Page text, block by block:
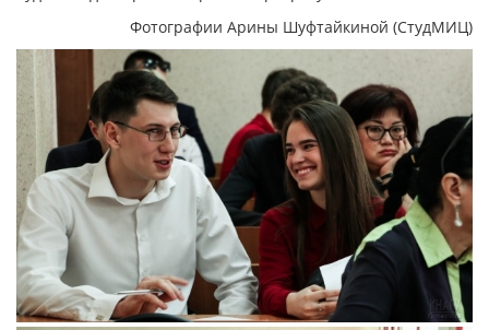
Фотографии Арины Шуфтайкиной (СтудМИЦ)